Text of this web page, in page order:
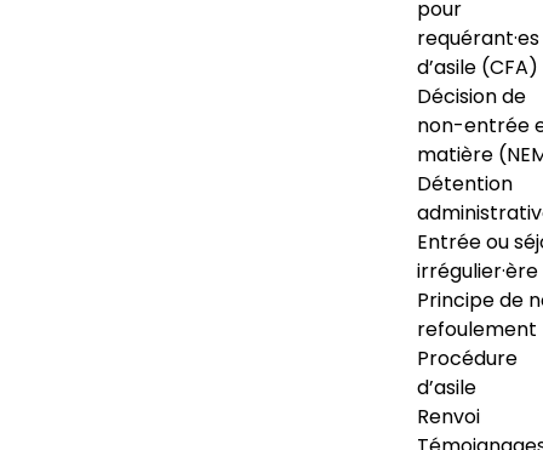
pour
requérant·es
d’asile (CFA)
Décision de
non-entrée
matière
Détention
Entrée ou
irrégulier·ère
Principe de
refoulement
Procédure
d’asile
Renvoi